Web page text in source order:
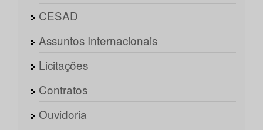
CESAD
Assuntos Internacionais
Licitações
Contratos
Ouvidoria